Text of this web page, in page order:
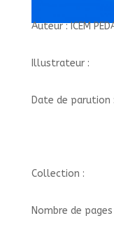
Auteur : ICEM
Illustrateur :
Date de parution
Collection :
Nombre de pages